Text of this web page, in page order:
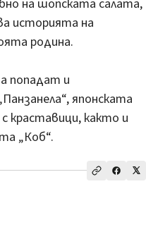
на шопската салата,
историята на
родина.
попадат и
японската
краставици, както и
„Коб“.